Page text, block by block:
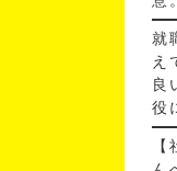
就
え
良
役